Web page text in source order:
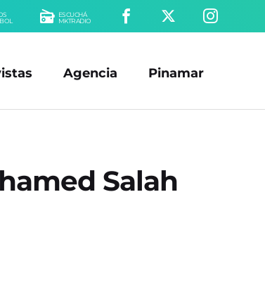
ESCUCHÁ
MKTRADIO
Agencia Pinamar
Salah